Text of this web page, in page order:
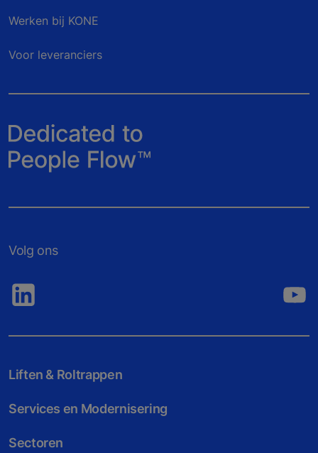
Werken bij KONE
Voor leveranciers
Volg ons
Liften & Roltrappen
Services en Modernisering
Sectoren